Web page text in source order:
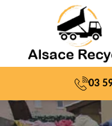
03